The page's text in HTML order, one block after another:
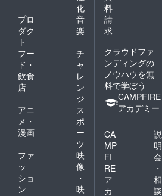
化
プロ
ダク
ト
音
楽
フー
ド・
飲食
店
チ
ャ
レ
ン
ジ
アニ
メ・
漫画
ス
ポ
ー
ツ
ファ
ッ
ショ
ン
映
像
・
映
料
請
求
クラウドファ
ンディングの
ノウハウを無
料で学ぼう
CAMPFIRE
アカデミー
CA
MP
FI
RE
ア
カ
説
明
会
・
相
談